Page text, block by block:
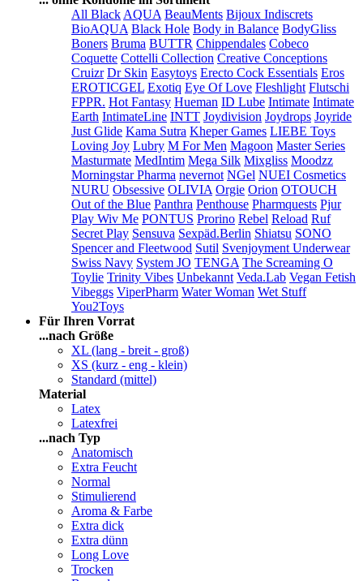
All Black AQUA BeauMents Bijoux Indiscrets
BioAQUA Black Hole Body in Balance BodyGliss
Boners Bruma BUTTR Chippendales Cobeco
Coquette Cottelli Collection Creative Conceptions
Cruizr Dr Skin Easytoys Erecto Cock Essentials Eros
EROTICGEL Exotiq Eye Of Love Fleshlight Flutschi
FPPR. Hot Fantasy Hueman ID Lube Intimate Intimate
Earth IntimateLine INTT Joydivision Joydrops Joyride
Just Glide Kama Sutra Kheper Games LIEBE Toys
Loving Joy Lubry M For Men Magoon Master Series
Masturmate MedIntim Mega Silk Mixgliss Moodzz
Morningstar Pharma nevernot NGel NUEI Cosmetics
NURU Obsessive OLIVIA Orgie Orion OTOUCH
Out of the Blue Panthra Penthouse Pharmquests Pjur
Play Wiv Me PONTUS Prorino Rebel Reload Ruf
Secret Play Sensuva Sexpäd.Berlin Shiatsu SONO
Spencer and Fleetwood Sutil Svenjoyment Underwear
Swiss Navy System JO TENGA The Screaming O
Toylie Trinity Vibes Unbekannt Veda.Lab Vegan Fetish
Vibeggs ViperPharm Water Woman Wet Stuff
You2Toys
Für Ihren Vorrat
...nach Größe
XL (lang - breit - groß)
XS (kurz - eng - klein)
Standard (mittel)
Material
Latex
Latexfrei
...nach Typ
Anatomisch
Extra Feucht
Normal
Stimulierend
Aroma & Farbe
Extra dick
Extra dünn
Long Love
Trocken